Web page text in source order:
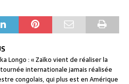
Longo : « Zaïko vient de réaliser la
internationale jamais réalisée
congolais, qui plus est en Amérique